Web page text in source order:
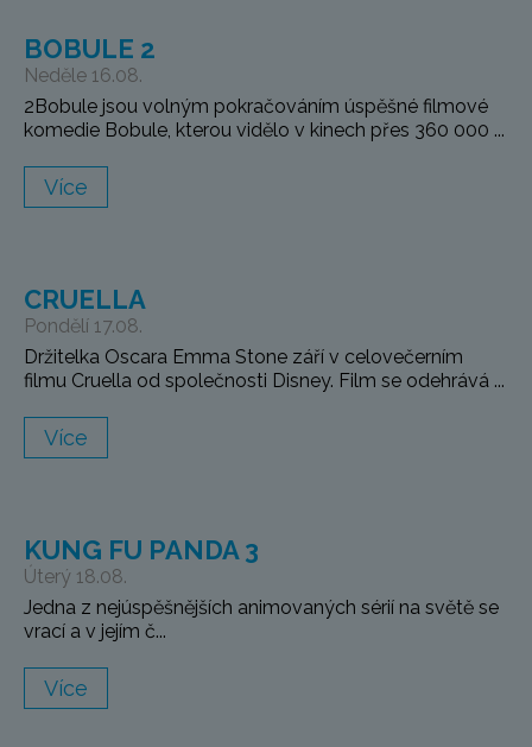
BOBULE 2
Neděle 16.08.
2Bobule jsou volným pokračováním úspěšné filmové
komedie Bobule, kterou vidělo v kinech přes 360 000 ...
Více
CRUELLA
Pondělí 17.08.
Držitelka Oscara Emma Stone září v celovečerním
filmu Cruella od společnosti Disney. Film se odehrává ...
Více
KUNG FU PANDA 3
Úterý 18.08.
Jedna z nejúspěšnějších animovaných sérií na světě se
vrací a v jejím č...
Více